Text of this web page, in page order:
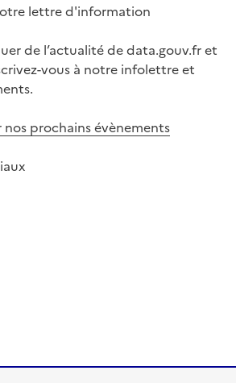
lettre d'information
de l’actualité de data.gouv.fr et
vous à notre infolettre et
nos prochains évènements